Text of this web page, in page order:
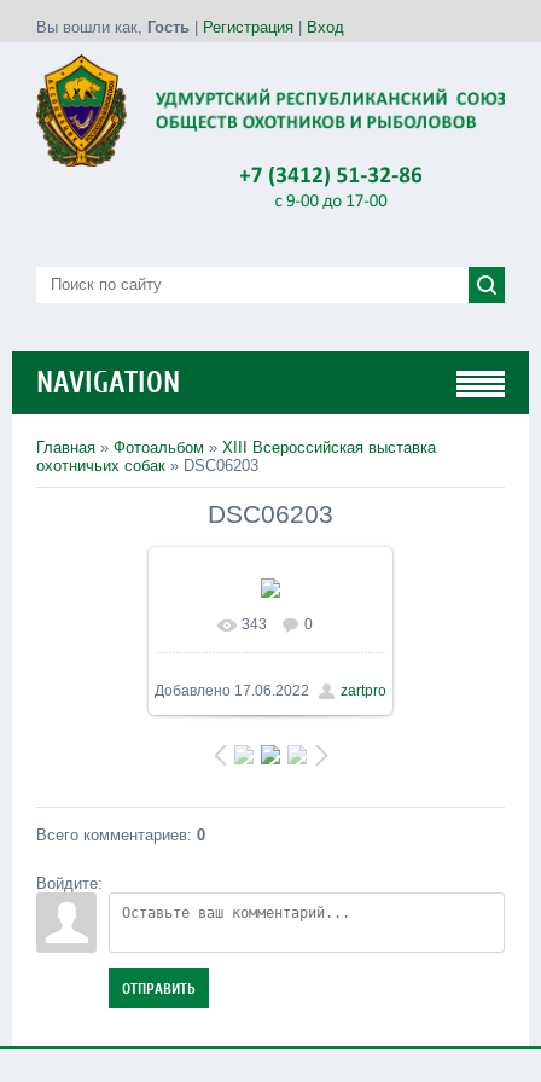
Вы вошли как, Гость Регистрация Вход
NAVIGATION
Главная » Фотоальбом » XIII Всероссийская выставка
охотничьих собак » DSC06203
DSC06203
В реальном размере
1600x900 / 334.9Kb
343 0
Добавлено 17.06.2022 zartpro
Всего комментариев: 0
Войдите:
ОТПРАВИТЬ